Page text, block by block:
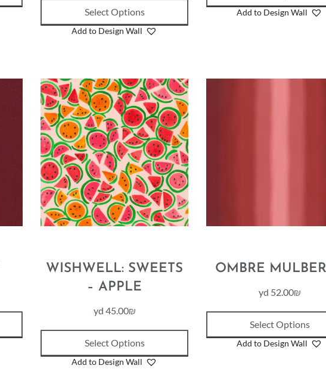
Add to Design Wall
Select Options
Add to Design Wall
OMBRE
52.00₪
Select Options
Add to Design Wall
WISHWELL: SWEETS
– APPLE
45.00₪
Select Options
Add to Design Wall